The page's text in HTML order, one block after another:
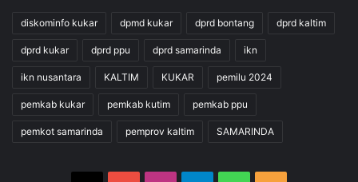
diskominfo kukar dpmd kukar dprd bontang dprd kaltim
dprd kukar dprd ppu dprd samarinda ikn
ikn nusantara KALTIM KUKAR pemilu 2024
pemkab kukar pemkab kutim pemkab ppu
pemkot samarinda pemprov kaltim SAMARINDA